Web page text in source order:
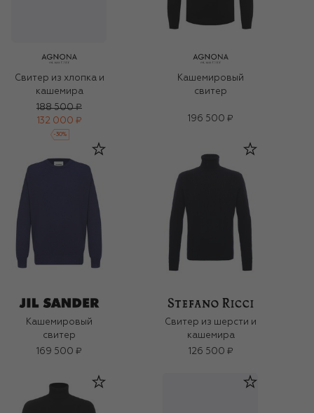
Свитер из хлопка и
кашемира
188 500 ₽
132 000 ₽
-30%
Кашемировый
свитер
196 500 ₽
Кашемировый
свитер
169 500 ₽
Свитер из шерсти и
кашемира
126 500 ₽